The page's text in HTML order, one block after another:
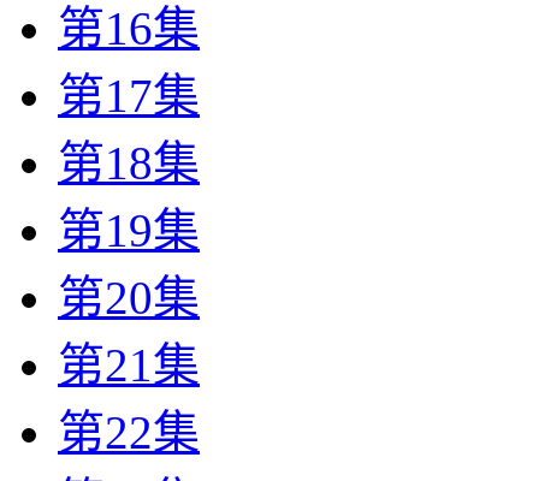
第16集
第17集
第18集
第19集
第20集
第21集
第22集